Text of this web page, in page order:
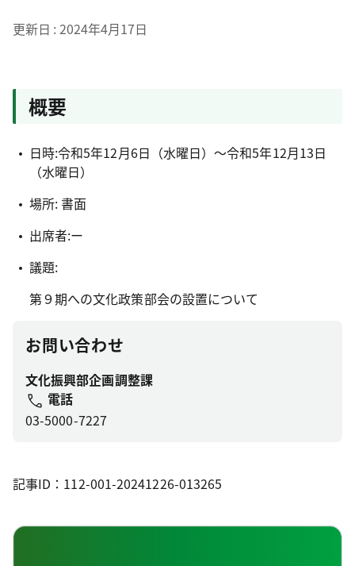
更新日 2024年4月17日
概要
日時:令和5年12月6日（水曜日）～令和5年12月13日
（水曜日）
場所: 書面
出席者:ー
議題:
第９期への文化政策部会の設置について
お問い合わせ
文化振興部企画調整課
電話
03-5000-7227
記事ID：112-001-20241226-013265